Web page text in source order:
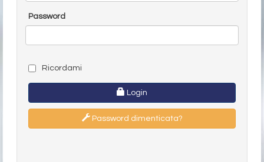
Password
Ricordami
Login
Password dimenticata?